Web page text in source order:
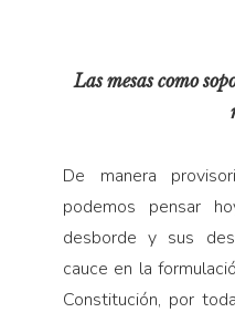
Las mesas como
De manera
podemos pensar
desborde y sus
cauce en la
Constitución, por